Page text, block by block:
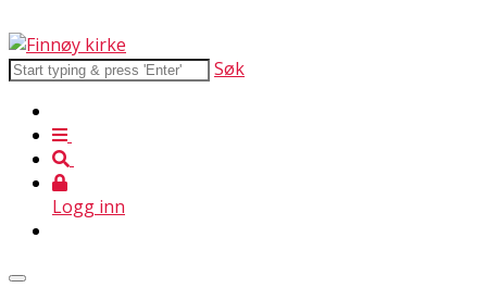
Søk
Logg inn